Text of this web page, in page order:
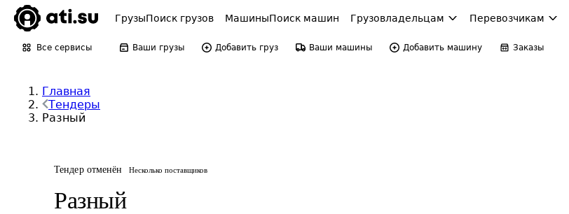
ГрузыПоиск грузов МашиныПоиск машин Грузовладельцам Перевозчикам
Все сервисы Ваши грузы Добавить груз Ваши машины Добавить машину Заказы
Главная
Тендеры
Разный
Тендер отменён Несколько поставщиков
Разный